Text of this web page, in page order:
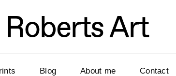
Roberts Art
Blog About me Contact